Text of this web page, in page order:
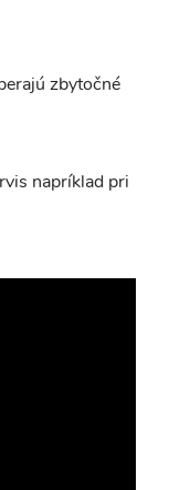
zbytočné
napríklad pri